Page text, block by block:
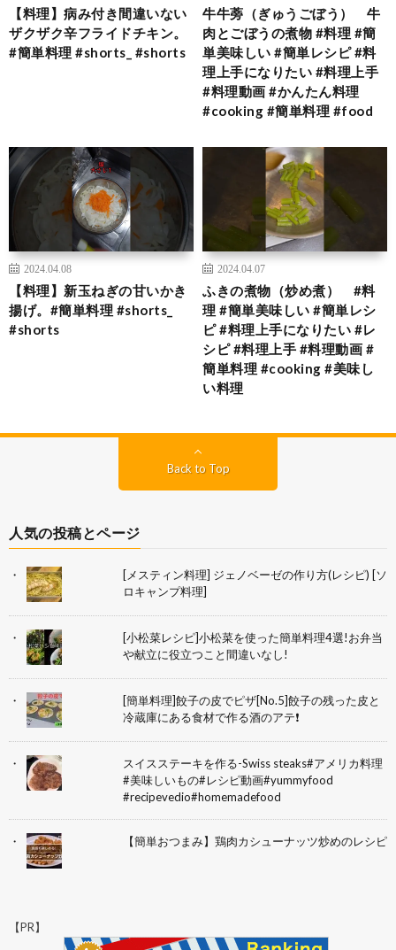
【料理】病み付き間違いない
ザクザク辛フライドチキン。
#簡単料理 #shorts_ #shorts
牛牛蒡（ぎゅうごぼう） 牛
肉とごぼうの煮物 #料理 #簡
単美味しい #簡単レシピ #料
理上手になりたい #料理上手
#料理動画 #かんたん料理
#cooking #簡単料理 #food
2024.04.08
【料理】新玉ねぎの甘いかき
揚げ。#簡単料理 #shorts_
#shorts
2024.04.07
ふきの煮物（炒め煮） #料
理 #簡単美味しい #簡単レシ
ピ #料理上手になりたい #レ
シピ #料理上手 #料理動画 #
簡単料理 #cooking #美味し
い料理
Back to Top
人気の投稿とページ
[メスティン料理] ジェノベーゼの作り方(レシピ) [ソ
ロキャンプ料理]
[小松菜レシピ]小松菜を使った簡単料理4選!お弁当
や献立に役立つこと間違いなし!
[簡単料理]餃子の皮でピザ[No.5]餃子の残った皮と
冷蔵庫にある食材で作る酒のアテ❗
スイスステーキを作る-Swiss steaks#アメリカ料理
#美味しいもの#レシピ動画#yummyfood
#recipevedio#homemadefood
【簡単おつまみ】鶏肉カシューナッツ炒めのレシピ
【PR】